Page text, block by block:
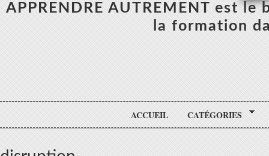
APPRENDRE AUTREMENT est
la formation
ACCUEIL CATÉGORIES